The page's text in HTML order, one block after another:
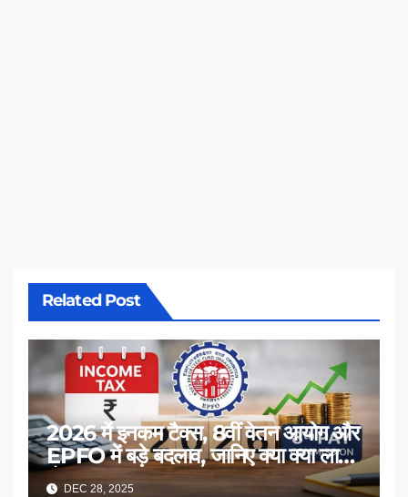
Related Post
2026 में इनकम टैक्स, 8वीं वेतन आयोग और
EPFO में बड़े बदलाव, जानिए क्या क्या लागू
होगाDEC 28, 2025